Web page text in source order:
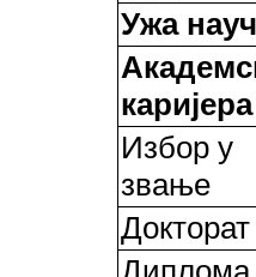
Ужа
каријера
Избор у
звање
Докторат